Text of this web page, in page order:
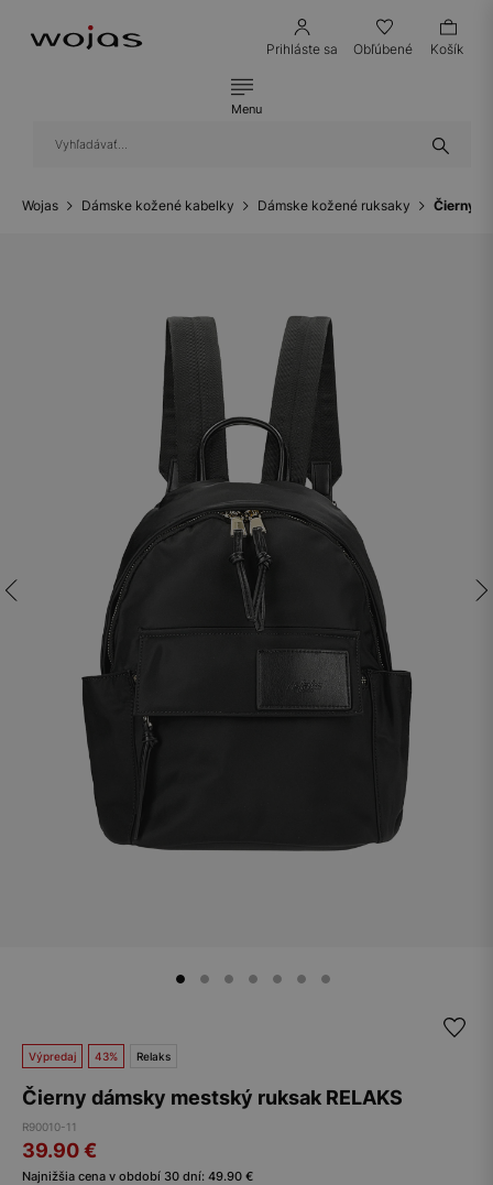
Prihláste sa Obľúbené Košík
Menu
Wojas Dámske kožené kabelky Dámske kožené ruksaky Čierny
Výpredaj 43% Relaks
Čierny dámsky mestský ruksak RELAKS
R90010-11
39.90€
Najnižšia cena v období 30 dní: 49.90 €